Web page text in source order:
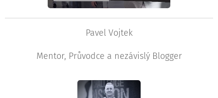
Pavel Vojtek
Mentor, Průvodce a nezávislý Blogger